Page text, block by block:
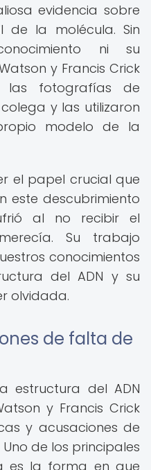
evidencia sobre
de la molécula. Sin
ni su
y Francis Crick
las fotografías de
y las utilizaron
modelo de la
el papel crucial que
este descubrimiento
al no recibir el
Su trabajo
conocimientos
del ADN y su
olvidada.
de falta de
estructura del ADN
y Francis Crick
y acusaciones de
de los principales
es la forma en que